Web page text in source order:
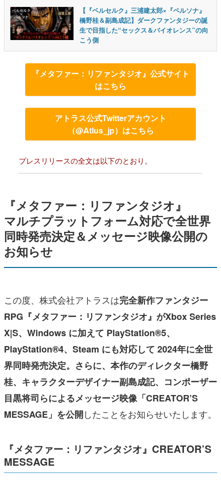
【『ベルセルク』三浦建太郎×『ペルソナ』
橋野桂＆副島成記】ダークファンタジーの誕
生で目指した“セックス＆バイオレンス”の向
こう側
『メタファー：リファンタジオ』公式サイト
はこちら
アトラス公式Twitterアカウント
（@Atlus_jp）はこちら
プレスリリースの全文は以下のとおり。
『メタファー：リファンタジオ』
マルチプラットフォーム対応で全世界
同時発売決定＆メッセージ映像公開の
お知らせ
この度、株式会社アトラスは完全新作ファンタジー
RPG『メタファー：リファンタジオ』がXbox Series
X|S、Windows に加えて PlayStation®5、
PlayStation®4、Steam にも対応して 2024年に全世
界同時発売決定。さらに、本作のディレクター橋野
桂、キャラクターデザイナー副島成記、コンポーザー
目黒将司らによるメッセージ映像「CREATOR’S
MESSAGE」を公開したことをお知らせいたします。
『メタファー：リファンタジオ』CREATOR’S
MESSAGE